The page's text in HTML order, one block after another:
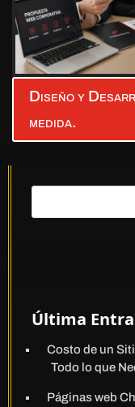
Diseño y
medida.
Última
Costo de un
Todo lo que
Páginas web